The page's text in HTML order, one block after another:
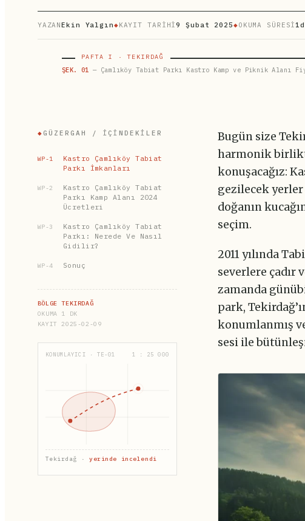
YAZANEkin Yalgın◆KAYIT TARİHİ9 Şubat 2025◆OKUMA SÜRESİ
PAFTA I · TEKIRDAĞ
ŞEK. 01 — Çamlıköy Tabiat Parkı Kastro Kamp ve Piknik Alanı
◆ GÜZERGAH / İÇINDEKILER
WP-1
Kastro Çamlıköy Tabiat
Parkı İmkanları
WP-2
Kastro Çamlıköy Tabiat
Parkı Kamp Alanı 2024
Ücretleri
WP-3
Kastro Çamlıköy Tabiat
Parkı: Nerede Ve Nasıl
Gidilir?
WP-4 Sonuç
BÖLGE TEKIRDAĞ
OKUMA 1 DK
KAYIT 2025-02-09
KONUMLAYICI · TE-01 1 : 25 000
Tekirdağ ·yerinde incelendi
Bugün size
harmonik
konuşacağız:
gezilecek
doğanın
seçim.
2011 yılında
severlere çadır
zamanda
park,
konumlanmış
sesi ile